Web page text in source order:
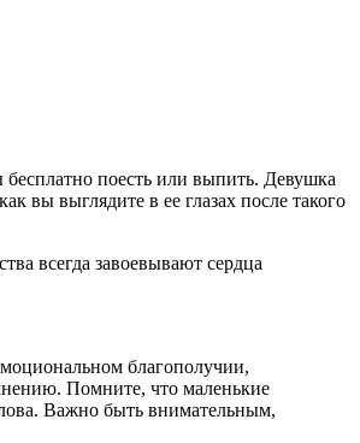
бесплатно поесть или выпить. Девушка
вы выглядите в ее глазах после такого
всегда завоевывают сердца
благополучии,
Помните, что маленькие
Важно быть внимательным,